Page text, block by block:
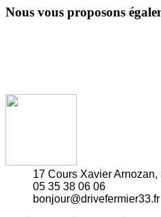
Nous vous proposons
17 Cours Xavier
05 35 38 06 06